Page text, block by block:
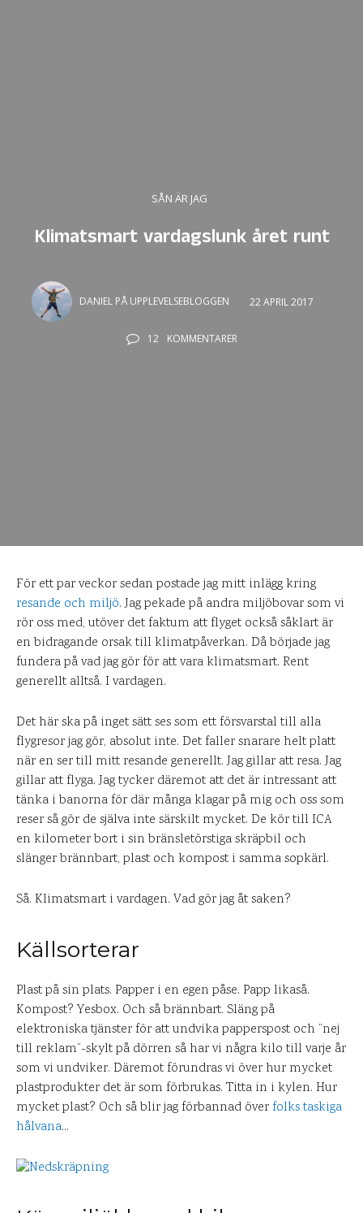
SÅN ÄR JAG
Klimatsmart vardagslunk året runt
DANIEL PÅ UPPLEVELSEBLOGGEN 22 APRIL 2017
12 KOMMENTARER
För ett par veckor sedan postade jag mitt inlägg kring
resande och miljö. Jag pekade på andra miljöbovar som vi
rör oss med, utöver det faktum att flyget också såklart är
en bidragande orsak till klimatpåverkan. Då började jag
fundera på vad jag gör för att vara klimatsmart. Rent
generellt alltså. I vardagen.
Det här ska på inget sätt ses som ett försvarstal till alla
flygresor jag gör, absolut inte. Det faller snarare helt platt
när en ser till mitt resande generellt. Jag gillar att resa. Jag
gillar att flyga. Jag tycker däremot att det är intressant att
tänka i banorna för där många klagar på mig och oss som
reser så gör de själva inte särskilt mycket. De kör till ICA
en kilometer bort i sin bränsletörstiga skräpbil och
slänger brännbart, plast och kompost i samma sopkärl.
Så. Klimatsmart i vardagen. Vad gör jag åt saken?
Källsorterar
Plast på sin plats. Papper i en egen påse. Papp likaså.
Kompost? Yesbox. Och så brännbart. Släng på
elektroniska tjänster för att undvika papperspost och ”nej
till reklam”-skylt på dörren så har vi några kilo till varje år
som vi undviker. Däremot förundras vi över hur mycket
plastprodukter det är som förbrukas. Titta in i kylen. Hur
mycket plast? Och så blir jag förbannad över folks taskiga
hålvana…